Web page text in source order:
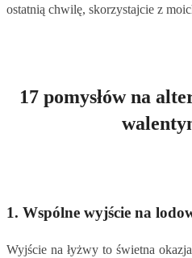
ostatnią chwilę, skorzystajcie z
17 pomysłów na
1. Wspólne wyjście na
Wyjście na łyżwy to świetna